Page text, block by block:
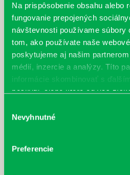
Na prispôsobenie obsahu alebo
fungovanie prepojených
návštevnosti používame súbory
tom, ako používate naše
poskytujeme aj našim
médií, inzercie a analýzy. Títo
informácie skombinovať s
poskytli, alebo ktoré od vás
súhlasu
Nevyhnutné
Preferencie
McGrath, Andy: Tadej Pogačar:
nezastaviteľný